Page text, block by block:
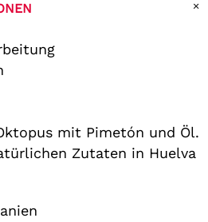
mit Pimetón und Öl.
Zutaten in Huelva